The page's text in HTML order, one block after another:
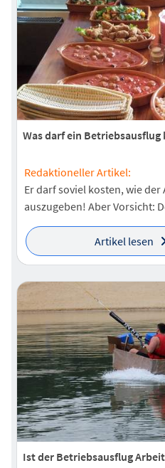
Was darf ein Betriebsausflug
Redaktioneller Artikel:
Er darf soviel kosten, wie
auszugeben! Aber Vorsicht:
Artikel lesen
Ist der Betriebsausflug